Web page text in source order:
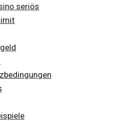
seriös